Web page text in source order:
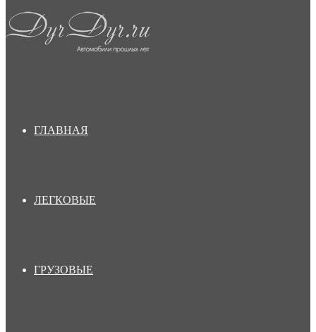
ГЛАВНАЯ
ЛЕГКОВЫЕ
ГРУЗОВЫЕ